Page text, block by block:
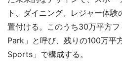
ト、ダイニング、レジャー体
置付ける。このうち30万平方
Park」と呼び、残りの100万平
Sports」で構成する。